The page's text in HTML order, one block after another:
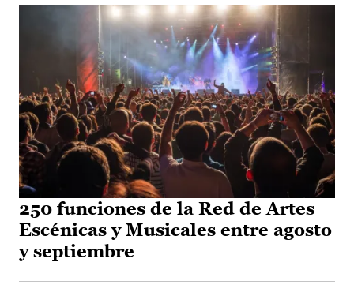
250 funciones de la Red de Artes
Escénicas y Musicales entre agosto
y septiembre